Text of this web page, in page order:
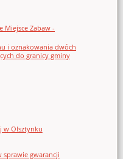
Miejsce Zabaw -
i oznakowania dwóch
do granicy gminy
w Olsztynku
sprawie gwarancji